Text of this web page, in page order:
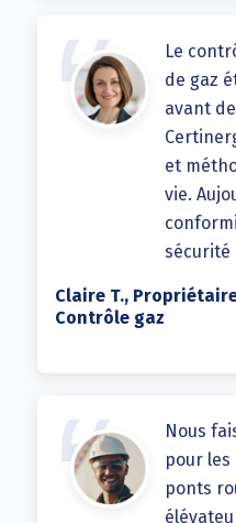
Le
de gaz
avant
et
vie.
sécurité
Claire T.,
Contrôle gaz
Nous
pour
ponts